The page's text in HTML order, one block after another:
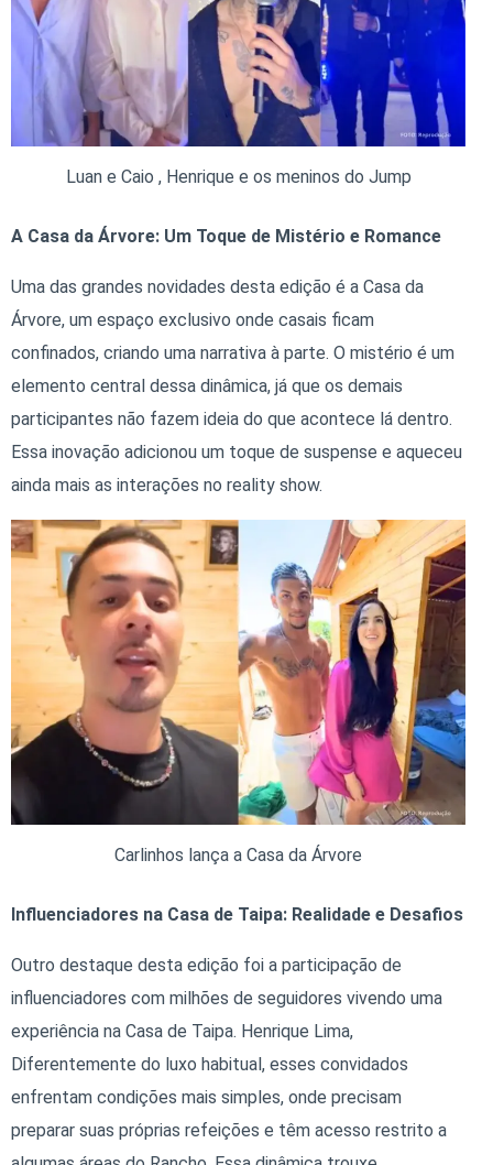
Luan e Caio , Henrique e os meninos do Jump
A Casa da Árvore: Um Toque de Mistério e Romance
Uma das grandes novidades desta edição é a Casa da
Árvore, um espaço exclusivo onde casais ficam
confinados, criando uma narrativa à parte. O mistério é um
elemento central dessa dinâmica, já que os demais
participantes não fazem ideia do que acontece lá dentro.
Essa inovação adicionou um toque de suspense e aqueceu
ainda mais as interações no reality show.
Carlinhos lança a Casa da Árvore
Influenciadores na Casa de Taipa: Realidade e Desafios
Outro destaque desta edição foi a participação de
influenciadores com milhões de seguidores vivendo uma
experiência na Casa de Taipa. Henrique Lima,
Diferentemente do luxo habitual, esses convidados
enfrentam condições mais simples, onde precisam
preparar suas próprias refeições e têm acesso restrito a